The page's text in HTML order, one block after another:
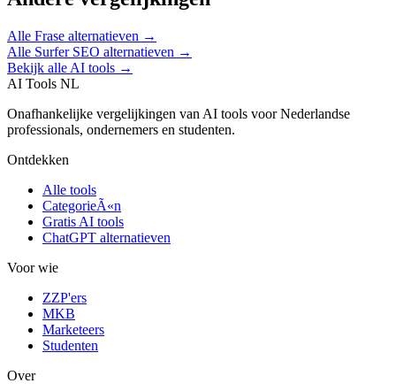
Alle Frase alternatieven →
Alle Surfer SEO alternatieven →
Bekijk alle AI tools →
AI Tools NL
Onafhankelijke vergelijkingen van AI tools voor Nederlandse
professionals, ondernemers en studenten.
Ontdekken
Alle tools
CategorieÃ«n
Gratis AI tools
ChatGPT alternatieven
Voor wie
ZZP'ers
MKB
Marketeers
Studenten
Over